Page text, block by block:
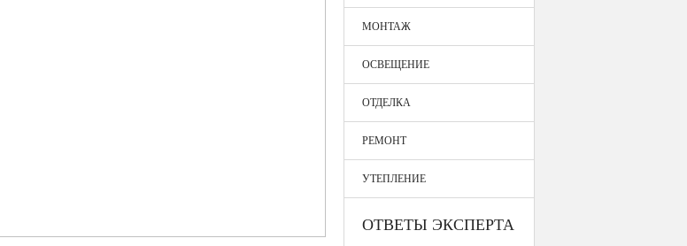
МОНТАЖ
ОСВЕЩЕНИЕ
ОТДЕЛКА
РЕМОНТ
УТЕПЛЕНИЕ
ОТВЕТЫ ЭКСПЕРТА